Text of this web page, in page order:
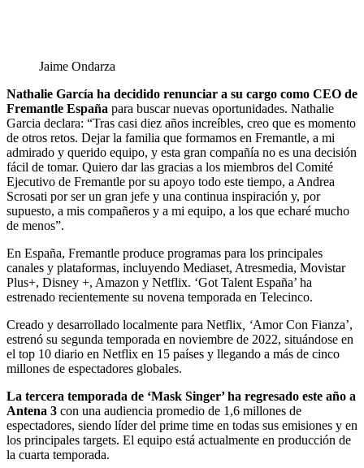
Jaime Ondarza
Nathalie García ha decidido renunciar a su cargo como CEO de
Fremantle España para buscar nuevas oportunidades. Nathalie
Garcia declara: “Tras casi diez años increíbles, creo que es momento
de otros retos. Dejar la familia que formamos en Fremantle, a mi
admirado y querido equipo, y esta gran compañía no es una decisión
fácil de tomar. Quiero dar las gracias a los miembros del Comité
Ejecutivo de Fremantle por su apoyo todo este tiempo, a Andrea
Scrosati por ser un gran jefe y una continua inspiración y, por
supuesto, a mis compañeros y a mi equipo, a los que echaré mucho
de menos”.
En España, Fremantle produce programas para los principales
canales y plataformas, incluyendo Mediaset, Atresmedia, Movistar
Plus+, Disney +, Amazon y Netflix. ‘Got Talent España’ ha
estrenado recientemente su novena temporada en Telecinco.
Creado y desarrollado localmente para Netflix , ‘Amor Con Fianza’,
estrenó su segunda temporada en noviembre de 2022, situándose en
el top 10 diario en Netflix en 15 países y llegando a más de cinco
millones de espectadores globales.
La tercera temporada de ‘Mask Singer’ha regresado este año a
Antena 3 con una audiencia promedio de 1,6 millones de
espectadores, siendo líder del prime time en todas sus emisiones y en
los principales targets. El equipo está actualmente en producción de
la cuarta temporada.